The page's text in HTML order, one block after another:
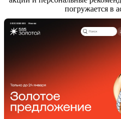
погружается в